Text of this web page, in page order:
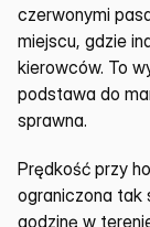
czerwonymi
miejscu, gdzie
kierowców. To
podstawa do
sprawna.
Prędkość przy
ograniczona tak
godzinę w